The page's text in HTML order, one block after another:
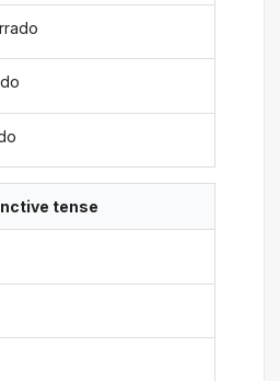
tense